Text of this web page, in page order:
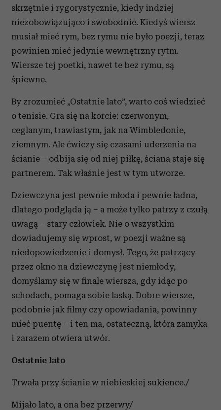
skrzętnie i rygorystycznie, kiedy indziej
niezobowiązująco i swobodnie. Kiedyś wiersz
musiał mieć rym, bez rymu nie było poezji, teraz
powinien mieć jedynie wewnętrzny rytm.
Wiersze tej poetki, nawet te bez rymu, są
śpiewne.
By zrozumieć „Ostatnie lato”, warto coś wiedzieć
o tenisie. Gra się na korcie: czerwonym,
ceglanym, trawiastym, jak na Wimbledonie,
ziemnym. Ale ćwiczy się czasami uderzenia na
ścianie – odbija się od niej piłkę, ściana staje się
partnerem. Tak właśnie jest w tym utworze.
Dziewczyna jest pewnie młoda i pewnie ładna,
dlatego podgląda ją – a może tylko patrzy z czułą
uwagą – stary człowiek. Nie o wszystkim
dowiadujemy się wprost, w poezji ważne są
niedopowiedzenie i domysł. Tego, że patrzący
przez okno na dziewczynę jest niemłody,
domyślamy się w finale wiersza, gdy idąc po
schodach, pomaga sobie laską. Dobre wiersze,
podobnie jak filmy czy opowiadania, powinny
mieć puentę – i ten ma, ostateczną, która zamyka
i zarazem otwiera utwór.
Ostatnie lato
Trwała przy ścianie w niebieskiej sukience./
Mijało lato, a ona bez przerwy/